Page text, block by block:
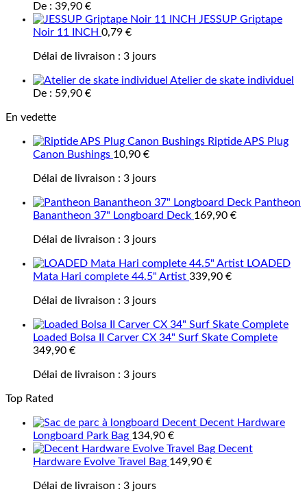
De : 39,90 €
JESSUP Griptape
Noir 11 INCH 0,79 €
Délai de livraison : 3 jours
Atelier de skate individuel
De : 59,90 €
En vedette
Riptide APS Plug
Canon Bushings 10,90 €
Délai de livraison : 3 jours
Pantheon
Banantheon 37" Longboard Deck 169,90 €
Délai de livraison : 3 jours
LOADED
Mata Hari complete 44.5" Artist 339,90 €
Délai de livraison : 3 jours
Loaded Bolsa II Carver CX 34" Surf Skate Complete
349,90 €
Délai de livraison : 3 jours
Top Rated
Decent Hardware
Longboard Park Bag 134,90 €
Decent
Hardware Evolve Travel Bag 149,90 €
Délai de livraison : 3 jours